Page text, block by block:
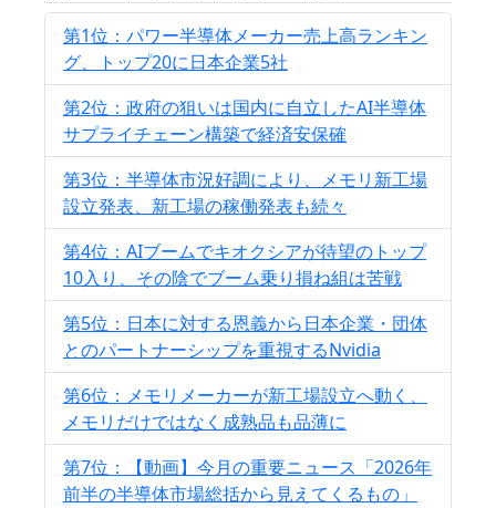
第1位：パワー半導体メーカー売上高ランキン
グ、トップ20に日本企業5社
第2位：政府の狙いは国内に自立したAI半導体
サプライチェーン構築で経済安保確
第3位：半導体市況好調により、メモリ新工場
設立発表、新工場の稼働発表も続々
第4位：AIブームでキオクシアが待望のトップ
10入り、その陰でブーム乗り損ね組は苦戦
第5位：日本に対する恩義から日本企業・団体
とのパートナーシップを重視するNvidia
第6位：メモリメーカーが新工場設立へ動く、
メモリだけではなく成熟品も品薄に
第7位：【動画】今月の重要ニュース「2026年
前半の半導体市場総括から見えてくるもの」